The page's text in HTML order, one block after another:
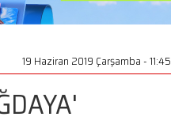
19 Haziran 2019 Çarşamba - 11:45